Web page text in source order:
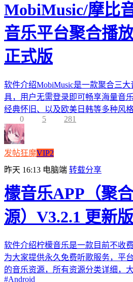
MobiMusic/摩比
音乐平台聚合播
正式版
软件介绍MobiMusic是一款聚合三
具，用户无需登录即可畅享海量音
经典怀旧、以及欧美日韩等多种风
0
5 281
发帖狂魔VIP2
昨天 16:13 电脑端 转载分享
檬音乐APP（聚
源）V3.2.1 更新版
软件介绍柠檬音乐是一款目前不收
为大家提供永久免费听歌服务，平
的音乐资源，所有资源分类详细，
#Android